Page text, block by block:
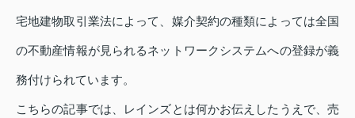
宅地建物取引業法によって、媒介契約の種類によっては全国
の不動産情報が見られるネットワークシステムへの登録が義
務付けられています。
こちらの記事では、レインズとは何かお伝えしたうえで、売